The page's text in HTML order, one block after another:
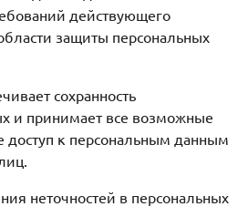
действующего
защиты персональных
сохранность
и принимает все возможные
к персональным данным
неточностей в персональных